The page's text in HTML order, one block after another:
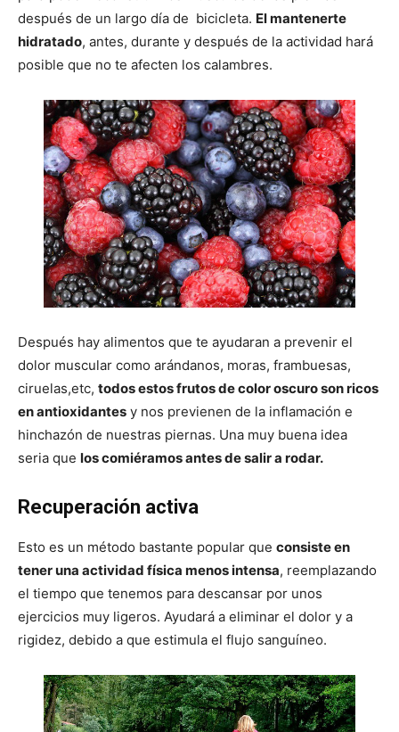
después de un largo día de bicicleta. El mantenerte
hidratado, antes, durante y después de la actividad hará
posible que no te afecten los calambres.
Después hay alimentos que te ayudaran a prevenir el
dolor muscular como arándanos, moras, frambuesas,
ciruelas,etc, todos estos frutos de color oscuro son ricos
en antioxidantes y nos previenen de la inflamación e
hinchazón de nuestras piernas. Una muy buena idea
seria que los comiéramos antes de salir a rodar.
Recuperación activa
Esto es un método bastante popular que consiste en
tener una actividad física menos intensa, reemplazando
el tiempo que tenemos para descansar por unos
ejercicios muy ligeros. Ayudará a eliminar el dolor y a
rigidez, debido a que estimula el flujo sanguíneo.